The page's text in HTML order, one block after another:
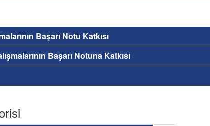
Başarı Notu Katkısı
Başarı Notuna Katkısı